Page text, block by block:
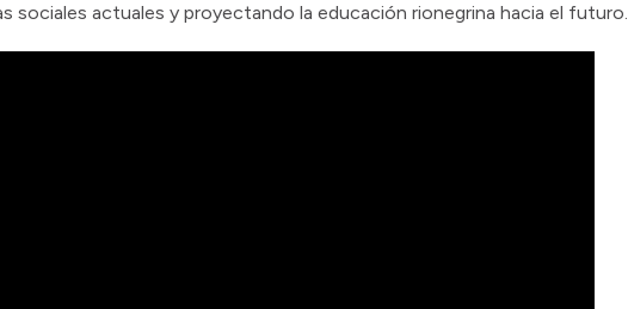
sociales actuales y proyectando la educación rionegrina hacia el futuro.